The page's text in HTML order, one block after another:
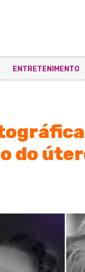
ENTRETENIMENTO
do